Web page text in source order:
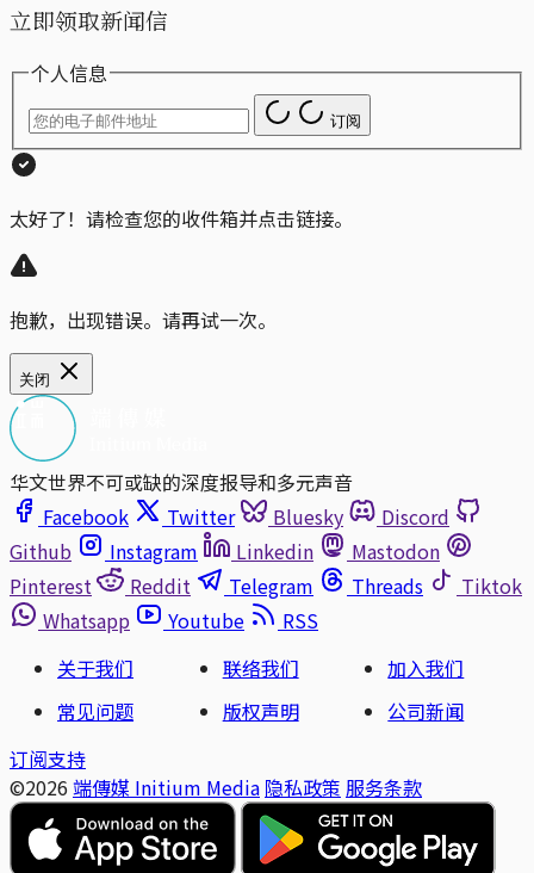
立即领取新闻信
个人信息
订阅
太好了！请检查您的收件箱并点击链接。
抱歉，出现错误。请再试一次。
关闭
华文世界不可或缺的深度报导和多元声音
Facebook
Twitter Bluesky
Discord
Github
Instagram Linkedin
Mastodon
Pinterest
Reddit Telegram Threads
Tiktok
Whatsapp
Youtube
RSS
关于我们
联络我们
加入我们
常见问题
版权声明
公司新闻
订阅支持
©2026 端傳媒 Initium Media 隐私政策 服务条款